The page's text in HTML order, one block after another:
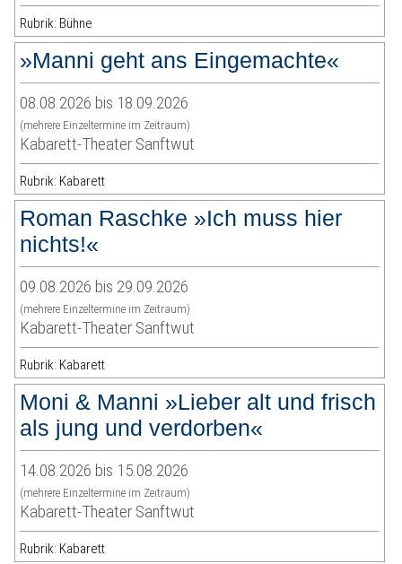
Rubrik: Bühne
»Manni geht ans Eingemachte«
08.08.2026 bis 18.09.2026
(mehrere Einzeltermine im Zeitraum)
Kabarett-Theater Sanftwut
Rubrik: Kabarett
Roman Raschke »Ich muss hier
nichts!«
09.08.2026 bis 29.09.2026
(mehrere Einzeltermine im Zeitraum)
Kabarett-Theater Sanftwut
Rubrik: Kabarett
Moni & Manni »Lieber alt und frisch
als jung und verdorben«
14.08.2026 bis 15.08.2026
(mehrere Einzeltermine im Zeitraum)
Kabarett-Theater Sanftwut
Rubrik: Kabarett